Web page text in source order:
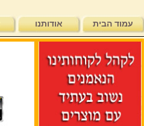
עמוד הבית אודותנו